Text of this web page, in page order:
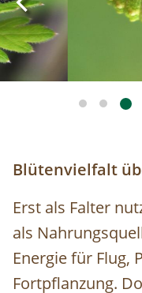
Blütenvielfalt
Erst als Falter
als
Energie für Flug,
Fortpflanzung.